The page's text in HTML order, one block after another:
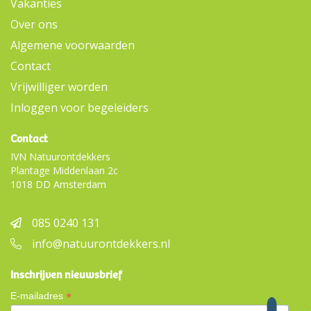
Vakanties
Over ons
Algemene voorwaarden
Contact
Vrijwilliger worden
Inloggen voor begeleiders
Contact
IVN Natuurontdekkers
Plantage Middenlaan 2c
1018 DD Amsterdam
085 0240 131
info@natuurontdekkers.nl
Inschrijven nieuwsbrief
E-mailadres *